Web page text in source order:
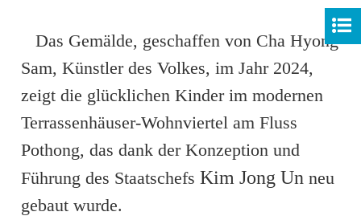
Das Gemälde, geschaffen von Cha Hyong
Sam, Künstler des Volkes, im Jahr 2024,
zeigt die glücklichen Kinder im modernen
Terrassenhäuser-Wohnviertel am Fluss
Pothong, das dank der Konzeption und
Führung des StaatschefsKim Jong Un neu
gebaut wurde.